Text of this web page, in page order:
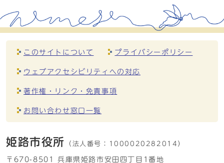
このサイトについて プライバシーポリシー
ウェブアクセシビリティへの対応
著作権・リンク・免責事項
お問い合わせ窓口一覧
姫路市役所 （法人番号： 1000020282014）
〒670-8501 兵庫県姫路市安田四丁目1番地